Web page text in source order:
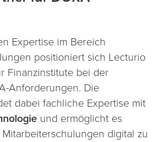
Expertise im Bereich
positioniert sich Lecturio
Finanzinstitute bei der
Anforderungen. Die
dabei fachliche Expertise mit
und ermöglicht es
digital zu